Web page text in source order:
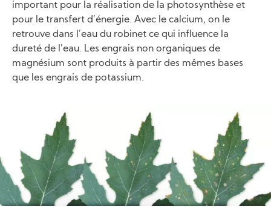
important pour la réalisation de la photosynthèse et
pour le transfert d’énergie. Avec le calcium, on le
retrouve dans l’eau du robinet ce qui influence la
dureté de l’eau. Les engrais non organiques de
magnésium sont produits à partir des mêmes bases
que les engrais de potassium.